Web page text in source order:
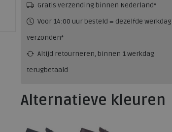
Gratis verzending binnen Nederland*
Voor 14:00 uur besteld = dezelfde werkdag
verzonden*
Altijd retourneren, binnen 1 werkdag
terugbetaald
Alternatieve kleuren